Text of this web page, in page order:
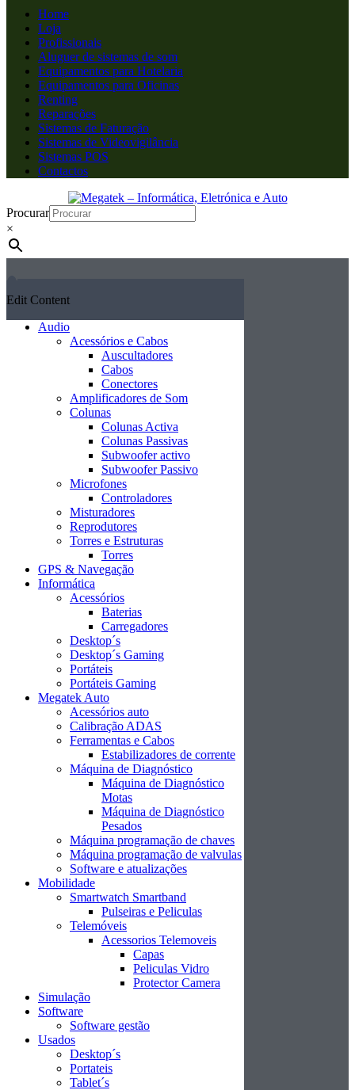
Home
Loja
Profissionais
Aluguer de sistemas de som
Equipamentos para Hotelaria
Equipamentos para Oficinas
Renting
Reparações
Sistemas de Faturação
Sistemas de Videovigilância
Sistemas POS
Contactos
Procurar
×
Edit Content
Audio
Acessórios e Cabos
Auscultadores
Cabos
Conectores
Amplificadores de Som
Colunas
Colunas Activa
Colunas Passivas
Subwoofer activo
Subwoofer Passivo
Microfones
Controladores
Misturadores
Reprodutores
Torres e Estruturas
Torres
GPS & Navegação
Informática
Acessórios
Baterias
Carregadores
Desktop´s
Desktop´s Gaming
Portáteis
Portáteis Gaming
Megatek Auto
Acessórios auto
Calibração ADAS
Ferramentas e Cabos
Estabilizadores de corrente
Máquina de Diagnóstico
Máquina de Diagnóstico
Motas
Máquina de Diagnóstico
Pesados
Máquina programação de chaves
Máquina programação de valvulas
Software e atualizações
Mobilidade
Smartwatch Smartband
Pulseiras e Peliculas
Telemóveis
Acessorios Telemoveis
Capas
Peliculas Vidro
Protector Camera
Simulação
Software
Software gestão
Usados
Desktop´s
Portateis
Tablet´s